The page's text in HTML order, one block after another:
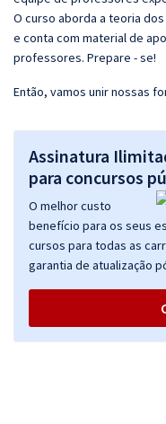
O curso aborda a teoria
e conta com material de
professores. Prepare - se!
Então, vamos unir nossas
Assinatura
para concursos
O melhor custo
benefício para os seus
cursos para todas as
garantia de atualização